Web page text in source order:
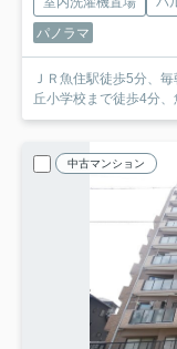
パノラマ
ＪＲ魚住駅徒歩5分、
丘小学校まで徒歩4分
中古マンション